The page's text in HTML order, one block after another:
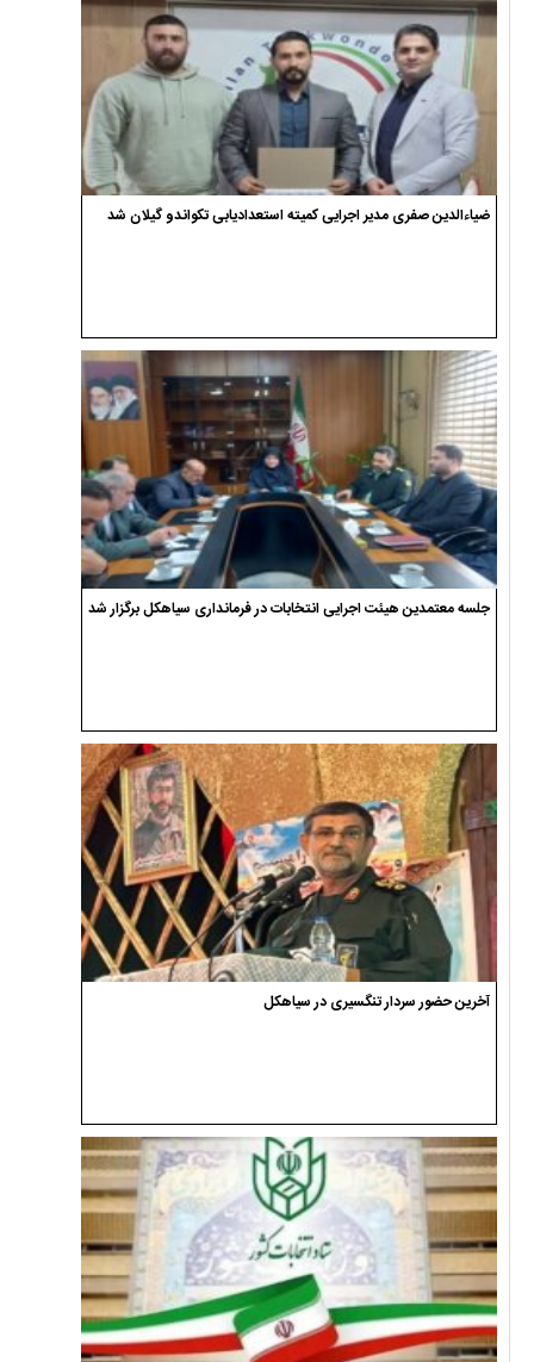
ضیاءالدین صفری مدیر اجرایی کمیته استعدادیابی تکواندو گیلان شد
جلسه معتمدین هیئت اجرایی انتخابات در فرمانداری سیاهکل برگزار شد
آخرین حضور سردار تنگسیری در سیاهکل